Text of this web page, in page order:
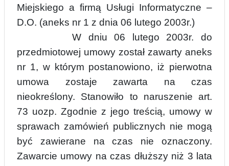
Miejskiego a firmą Usługi Informatyczne –
D.O. (aneks nr 1 z dnia 06 lutego 2003r.)
W dniu 06 lutego 2003r. do
przedmiotowej umowy został zawarty aneks
nr 1, w którym postanowiono, iż pierwotna
umowa zostaje zawarta na czas
nieokreślony. Stanowiło to naruszenie art.
73 uozp. Zgodnie z jego treścią, umowy w
sprawach zamówień publicznych nie mogą
być zawierane na czas nie oznaczony.
Zawarcie umowy na czas dłuższy niż 3 lata